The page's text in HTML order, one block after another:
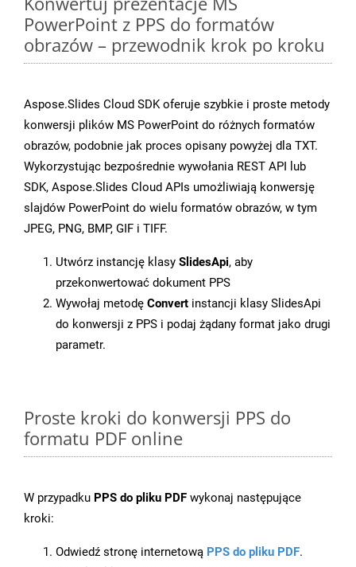
PowerPoint z PPS do formatów
obrazów – przewodnik krok po kroku
Aspose.Slides Cloud SDK oferuje szybkie i proste metody
konwersji plików MS PowerPoint do różnych formatów
obrazów, podobnie jak proces opisany powyżej dla TXT.
Wykorzystując bezpośrednie wywołania REST API lub
SDK, Aspose.Slides Cloud APIs umożliwiają konwersję
slajdów PowerPoint do wielu formatów obrazów, w tym
JPEG, PNG, BMP, GIF i TIFF.
Utwórz instancję klasy SlidesApi, aby
przekonwertować dokument PPS
Wywołaj metodę Convert instancji klasy SlidesApi
do konwersji z PPS i podaj żądany format jako drugi
parametr.
Proste kroki do konwersji PPS do
formatu PDF online
W przypadku PPS do pliku PDF wykonaj następujące
kroki:
Odwiedź stronę internetową PPS do pliku PDF.